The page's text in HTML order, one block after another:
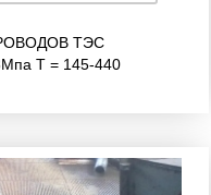
ТЭС
Т = 145-440